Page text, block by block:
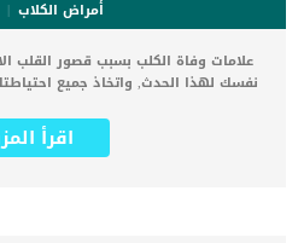
أمراض الكلاب
علامات وفاة الكلب بسبب قصور القلب
نفسك لهذا الحدث, واتخاذ جميع
يتعرض لها جميع الكائنات الحية بما فى
يعتبر عضوا رئيسيا فى جسم الكلاب,
اقرأ